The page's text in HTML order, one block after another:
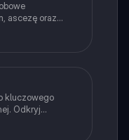
ascezę oraz
przegląd
kulturowy
kluczowego
Odkryj
tożsamości
w